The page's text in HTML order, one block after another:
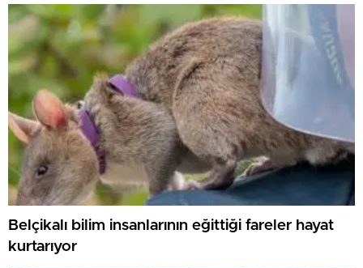
Belçikalı bilim insanlarının eğittiği fareler hayat
kurtarıyor